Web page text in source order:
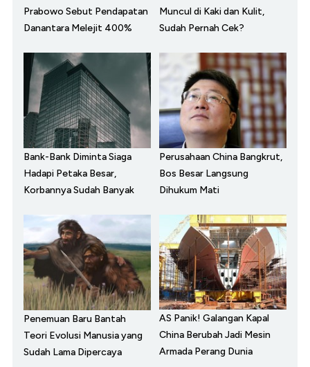
Prabowo Sebut Pendapatan
Danantara Melejit 400%
Muncul di Kaki dan Kulit,
Sudah Pernah Cek?
Bank-Bank Diminta Siaga
Hadapi Petaka Besar,
Korbannya Sudah Banyak
Perusahaan China Bangkrut,
Bos Besar Langsung
Dihukum Mati
Penemuan Baru Bantah
Teori Evolusi Manusia yang
Sudah Lama Dipercaya
AS Panik! Galangan Kapal
China Berubah Jadi Mesin
Armada Perang Dunia